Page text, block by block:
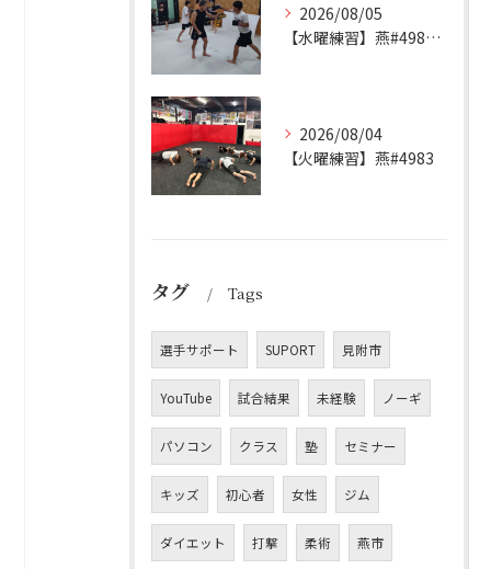
2026/08/05
【水曜練習】燕#4984見附#492
2026/08/04
【火曜練習】燕#4983
タグ Tags
選手サポート SUPORT 見附市
YouTube 試合結果 未経験 ノーギ
パソコン クラス 塾 セミナー
キッズ 初心者 女性 ジム
ダイエット 打撃 柔術 燕市